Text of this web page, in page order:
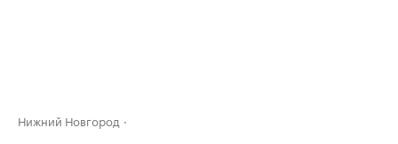
Нижний Новгород